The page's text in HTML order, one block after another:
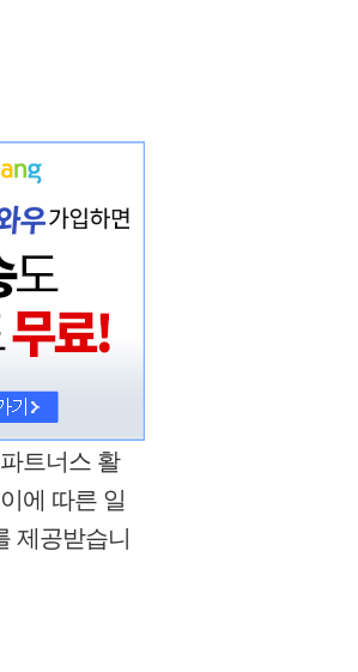
트너스 활
에 따른 일
제공받습니